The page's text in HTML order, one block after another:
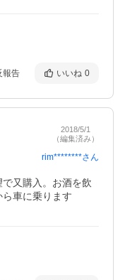
報告 いいね 0
2018/5/1
（編集済み）
rim********さん
又購入。お酒を飲
車に乗ります